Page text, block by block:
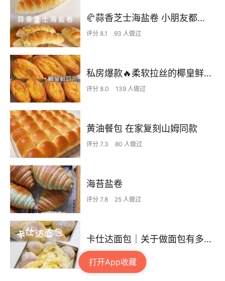
打开App收藏
🥐蒜香芝士海盐卷 小朋友都无法抗住的蒜香卷
评分 8.1 93 人做过
私房爆款🔥柔软拉丝的椰皇鲜奶包 香迷糊了！
评分 8.0 139 人做过
黄油餐包 在家复刻山姆同款
评分 7.3 80 人做过
海苔盐卷
评分 7.8 25 人做过
卡仕达面包｜关于做面包有多治愈这件事
70 人做过